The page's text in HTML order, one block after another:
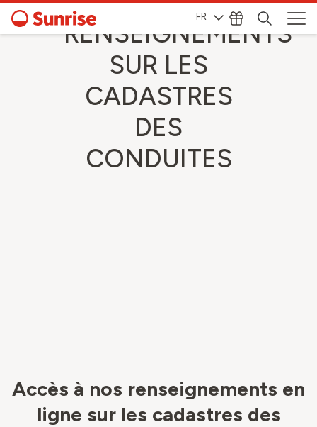
FR
RENSEIGNEMENTS
SUR LES
CADASTRES
DES
CONDUITES
Accès à nos renseignements en
ligne sur les cadastres des